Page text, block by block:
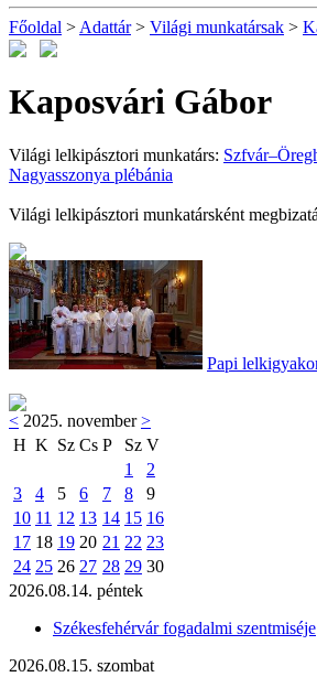
Főoldal > Adattár> Világi munkatársak >
Kaposvári Gábor
Világi lelkipásztori munkatárs:
Nagyasszonya plébánia
Világi lelkipásztori munkatársként
Papi
< 2025. november>
H K Sz Cs P Sz V
1
2
3
4 5 6 7 8
9
10 11 12 13 14 15 16
17 18 19 20 21 22 23
24 25 26 27 28 29 30
2026.08.14. péntek
Székesfehérvár fogadalmi szentmiséje
2026.08.15. szombat